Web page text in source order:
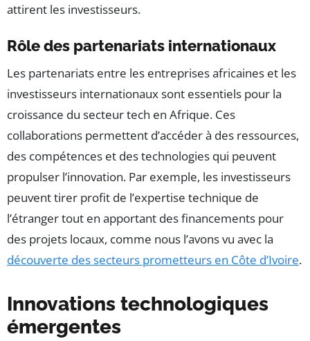
attirent les investisseurs.
Rôle des partenariats internationaux
Les partenariats entre les entreprises africaines et les
investisseurs internationaux sont essentiels pour la
croissance du secteur tech en Afrique. Ces
collaborations permettent d’accéder à des ressources,
des compétences et des technologies qui peuvent
propulser l’innovation. Par exemple, les investisseurs
peuvent tirer profit de l’expertise technique de
l’étranger tout en apportant des financements pour
des projets locaux, comme nous l’avons vu avec la
découverte des secteurs prometteurs en Côte d’Ivoire.
Innovations technologiques
émergentes